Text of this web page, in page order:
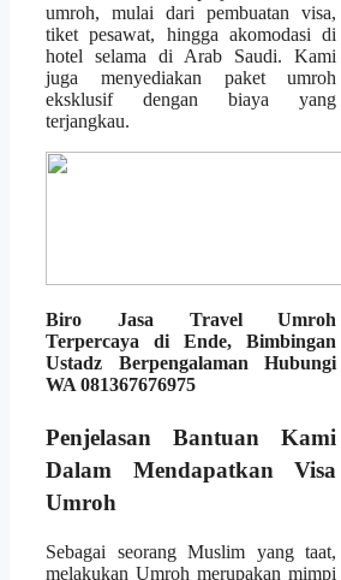
umroh, mulai dari pembuatan visa,
tiket pesawat, hingga akomodasi di
hotel selama di Arab Saudi. Kami
juga menyediakan paket umroh
eksklusif dengan biaya yang
terjangkau.
Biro Jasa Travel Umroh
Terpercaya di Ende, Bimbingan
Ustadz Berpengalaman Hubungi
WA 081367676975
Penjelasan Bantuan Kami
Dalam Mendapatkan Visa
Umroh
Sebagai seorang Muslim yang taat,
melakukan Umroh merupakan mimpi